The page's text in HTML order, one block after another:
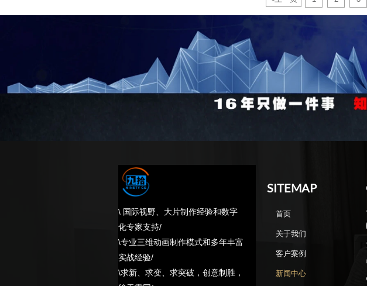
\ 国际视野、大片制作经验和数字
化专家支持/
\专业三维动画制作模式和多年丰富
实战经验/
\求新、求变、求突破，创意制胜，
SITEMAP
首页
关于我们
客户案例
新闻中心